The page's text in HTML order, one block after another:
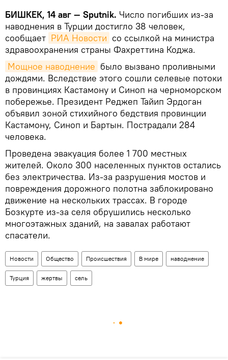
БИШКЕК, 14 авг — Sputnik. Число погибших из-за
наводнения в Турции достигло 38 человек,
сообщает РИА Новости со ссылкой на министра
здравоохранения страны Фахреттина Коджа.
Мощное наводнение было вызвано проливными
дождями. Вследствие этого сошли селевые потоки
в провинциях Кастамону и Синоп на черноморском
побережье. Президент Реджеп Тайип Эрдоган
объявил зоной стихийного бедствия провинции
Кастамону, Синоп и Бартын. Пострадали 284
человека.
Проведена эвакуация более 1 700 местных
жителей. Около 300 населенных пунктов остались
без электричества. Из-за разрушения мостов и
повреждения дорожного полотна заблокировано
движение на нескольких трассах. В городе
Бозкурте из-за селя обрушились несколько
многоэтажных зданий, на завалах работают
спасатели.
Новости Общество Происшествия В мире наводнение
Турция жертвы сель